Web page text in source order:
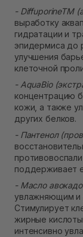
- DiffuporineTM
выработку
гидратации и
эпидермиса до
улучшения
клеточной
- AquaBio
концентрацию
кожи, а также
других белков.
- Пантенол
поддерживает
- Масло
увлажняющим и
Стимулирует
жирные
интенсивно